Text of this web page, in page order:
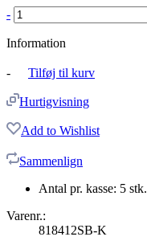
-
Information
- Tilføj til kurv
Hurtigvisning
Add to Wishlist
Sammenlign
Antal pr. kasse: 5 stk.
Varenr.:
818412SB-K